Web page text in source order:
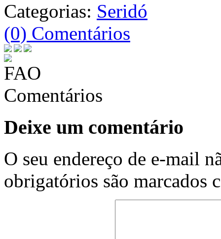
Categorias: Seridó
(0) Comentários
Comentários
Deixe um comentário
O seu endereço de e-mail
obrigatórios são marcados